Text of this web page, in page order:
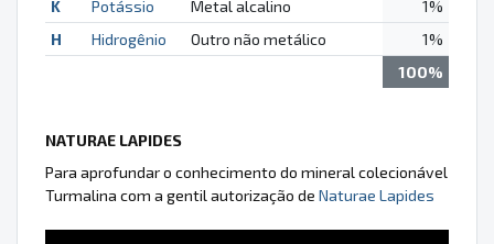
K
Potássio Metal alcalino
1%
H
Hidrogênio Outro não metálico
1%
100%
NATURAE LAPIDES
Para aprofundar o conhecimento do mineral colecionável
Turmalina com a gentil autorização de Naturae Lapides